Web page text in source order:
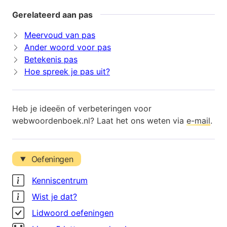
Gerelateerd aan pas
Meervoud van pas
Ander woord voor pas
Betekenis pas
Hoe spreek je pas uit?
Heb je ideeën of verbeteringen voor
webwoordenboek.nl? Laat het ons weten via e-mail.
Oefeningen
Kenniscentrum
Wist je dat?
Lidwoord oefeningen